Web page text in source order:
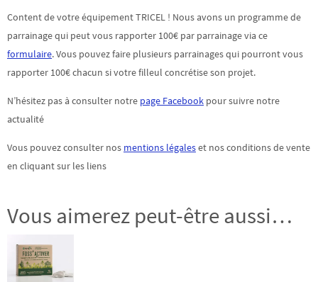
Content de votre équipement TRICEL ! Nous avons un programme de
parrainage qui peut vous rapporter 100€ par parrainage via ce
formulaire. Vous pouvez faire plusieurs parrainages qui pourront vous
rapporter 100€ chacun si votre filleul concrétise son projet.
N’hésitez pas à consulter notre page Facebook pour suivre notre
actualité
Vous pouvez consulter nos mentions légaleset nos conditions de vente
en cliquant sur les liens
Vous aimerez peut-être aussi…